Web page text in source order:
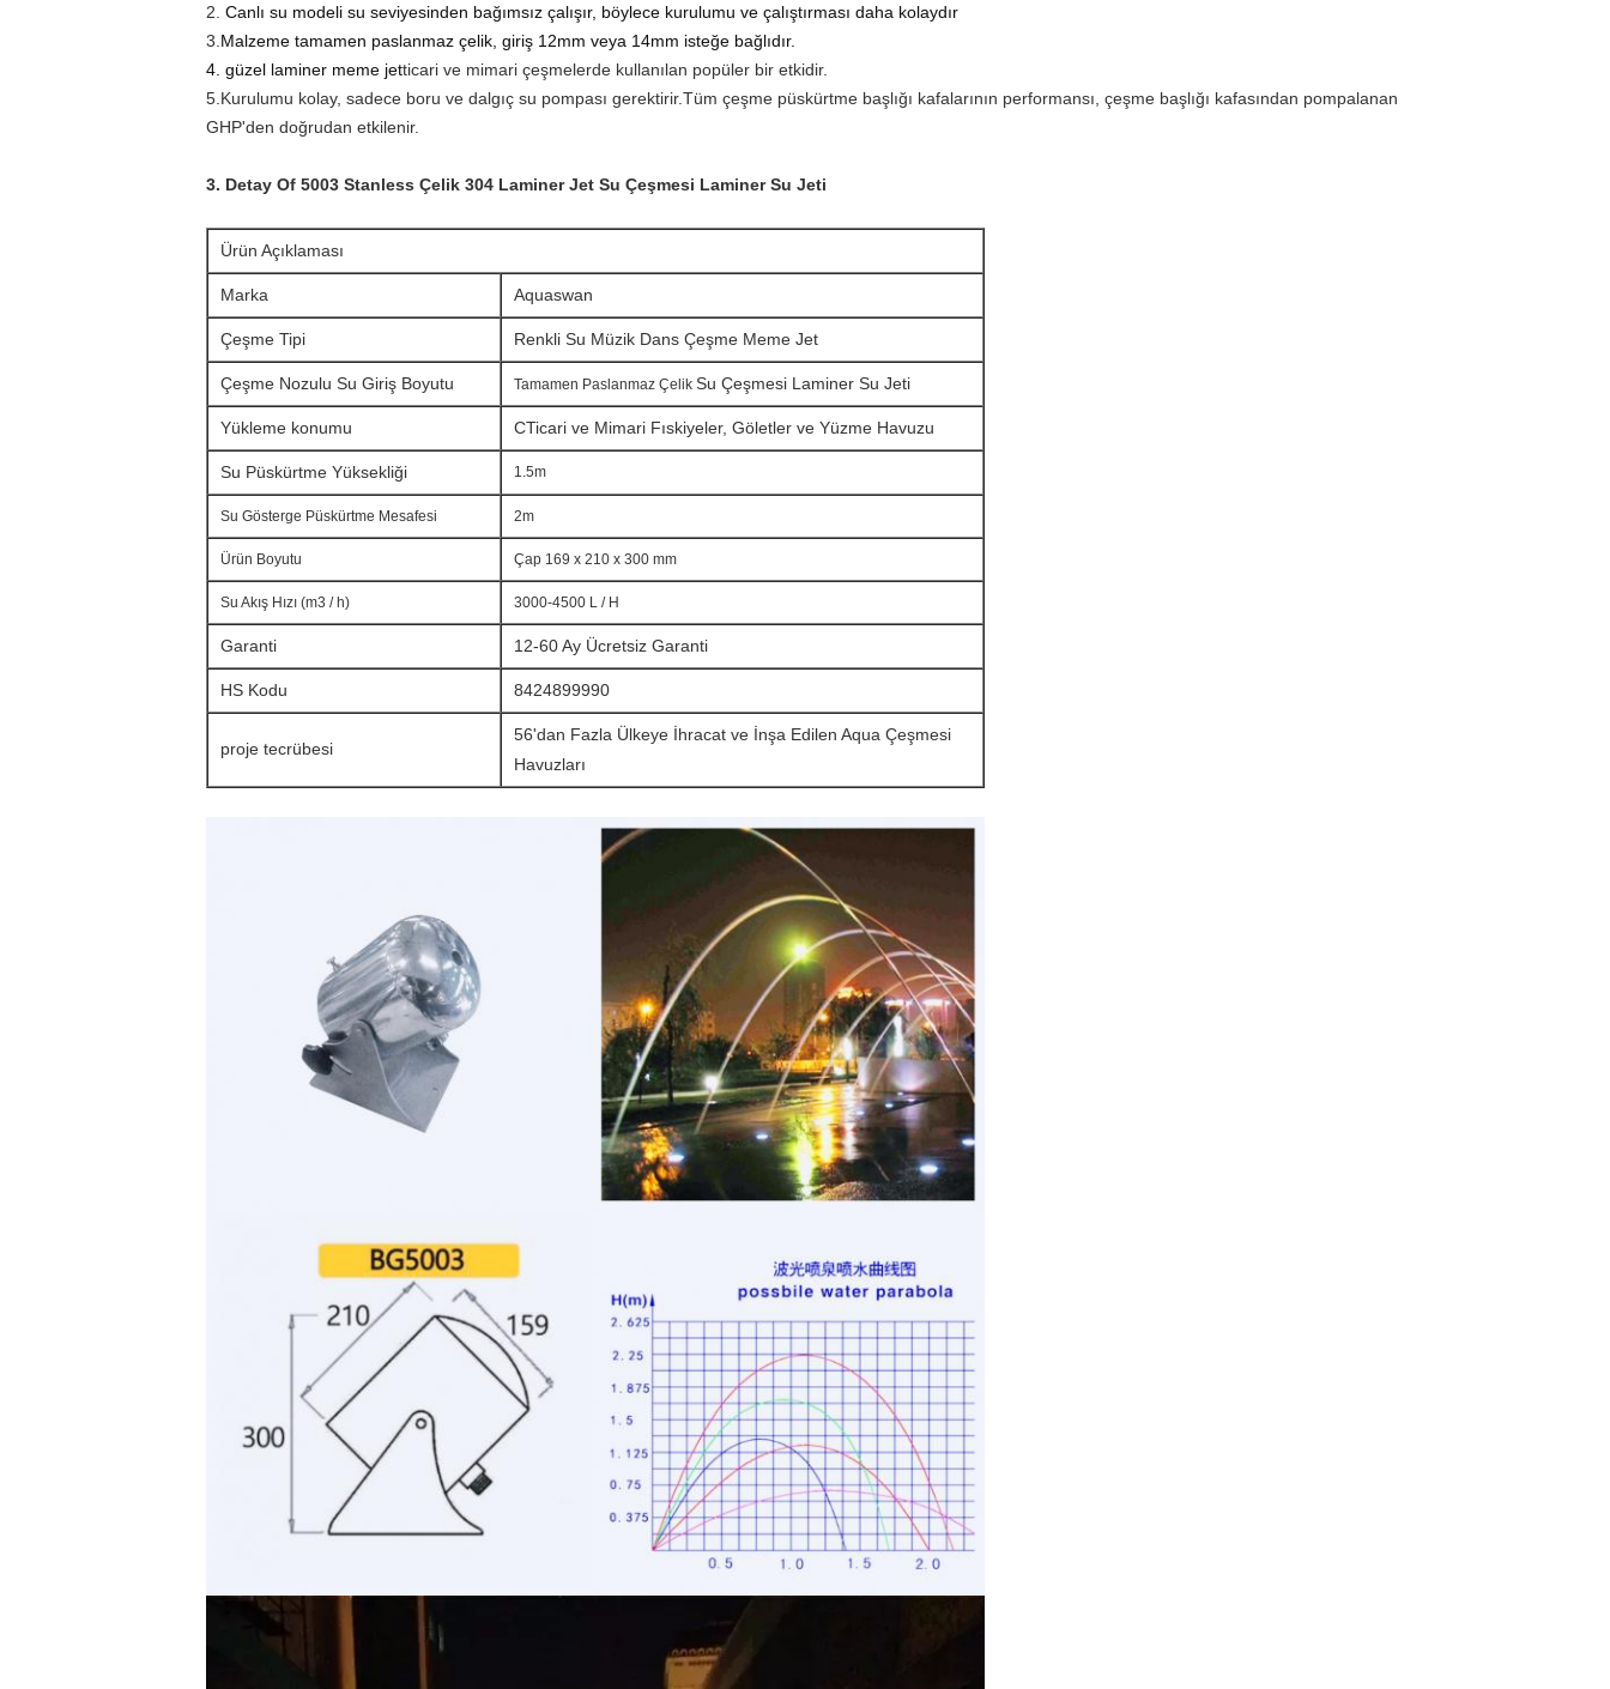
2. Canlı su modeli su seviyesinden bağımsız çalışır, böylece kurulumu ve çalıştırması daha kolaydır
3. Malzeme tamamen paslanmaz çelik, giriş 12mm veya 14mm isteğe bağlıdır.
4. güzel laminer meme jetticari ve mimari çeşmelerde kullanılan popüler bir etkidir.
5. Kurulumu kolay, sadece boru ve dalgıç su pompası gerektirir.Tüm çeşme püskürtme başlığı kafalarının performansı, çeşme başlığı kafasından pompalanan
GHP'den doğrudan etkilenir.
3. Detay Of 5003 Stanless Çelik 304 Laminer Jet Su Çeşmesi Laminer Su Jeti
Ürün Açıklaması
Marka Aquaswan
Çeşme Tipi Renkli Su Müzik Dans Çeşme Meme Jet
Çeşme Nozulu Su Giriş Boyutu Tamamen Paslanmaz Çelik Su Çeşmesi Laminer Su Jeti
Yükleme konumu CTicari ve Mimari Fıskiyeler, Göletler ve Yüzme Havuzu
Su Püskürtme Yüksekliği 1.5m
Su Gösterge Püskürtme Mesafesi 2m
Ürün Boyutu Çap 169 x 210 x 300 mm
Su Akış Hızı (m3 / h) 3000-4500 L / H
Garanti 12-60 Ay Ücretsiz Garanti
HS Kodu 8424899990
proje tecrübesi
56'dan Fazla Ülkeye İhracat ve İnşa Edilen Aqua Çeşmesi
Havuzları